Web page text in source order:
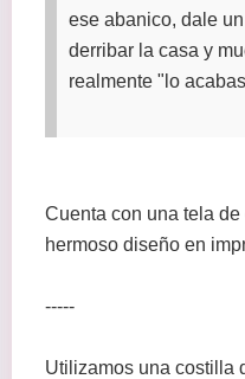
ese abanico, dale
derribar la casa y
realmente "lo
Cuenta con una tela
hermoso diseño en
-----
Utilizamos una costilla